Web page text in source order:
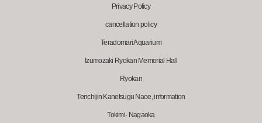
Privacy Policy
cancellation policy
Teradomari Aquarium
Izumozaki Ryokan Memorial Hall
Ryokan
Tenchijin Kanetsugu Naoe, information
Tokimi- Nagaoka